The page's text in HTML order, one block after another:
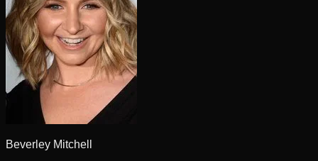
Beverley Mitchell